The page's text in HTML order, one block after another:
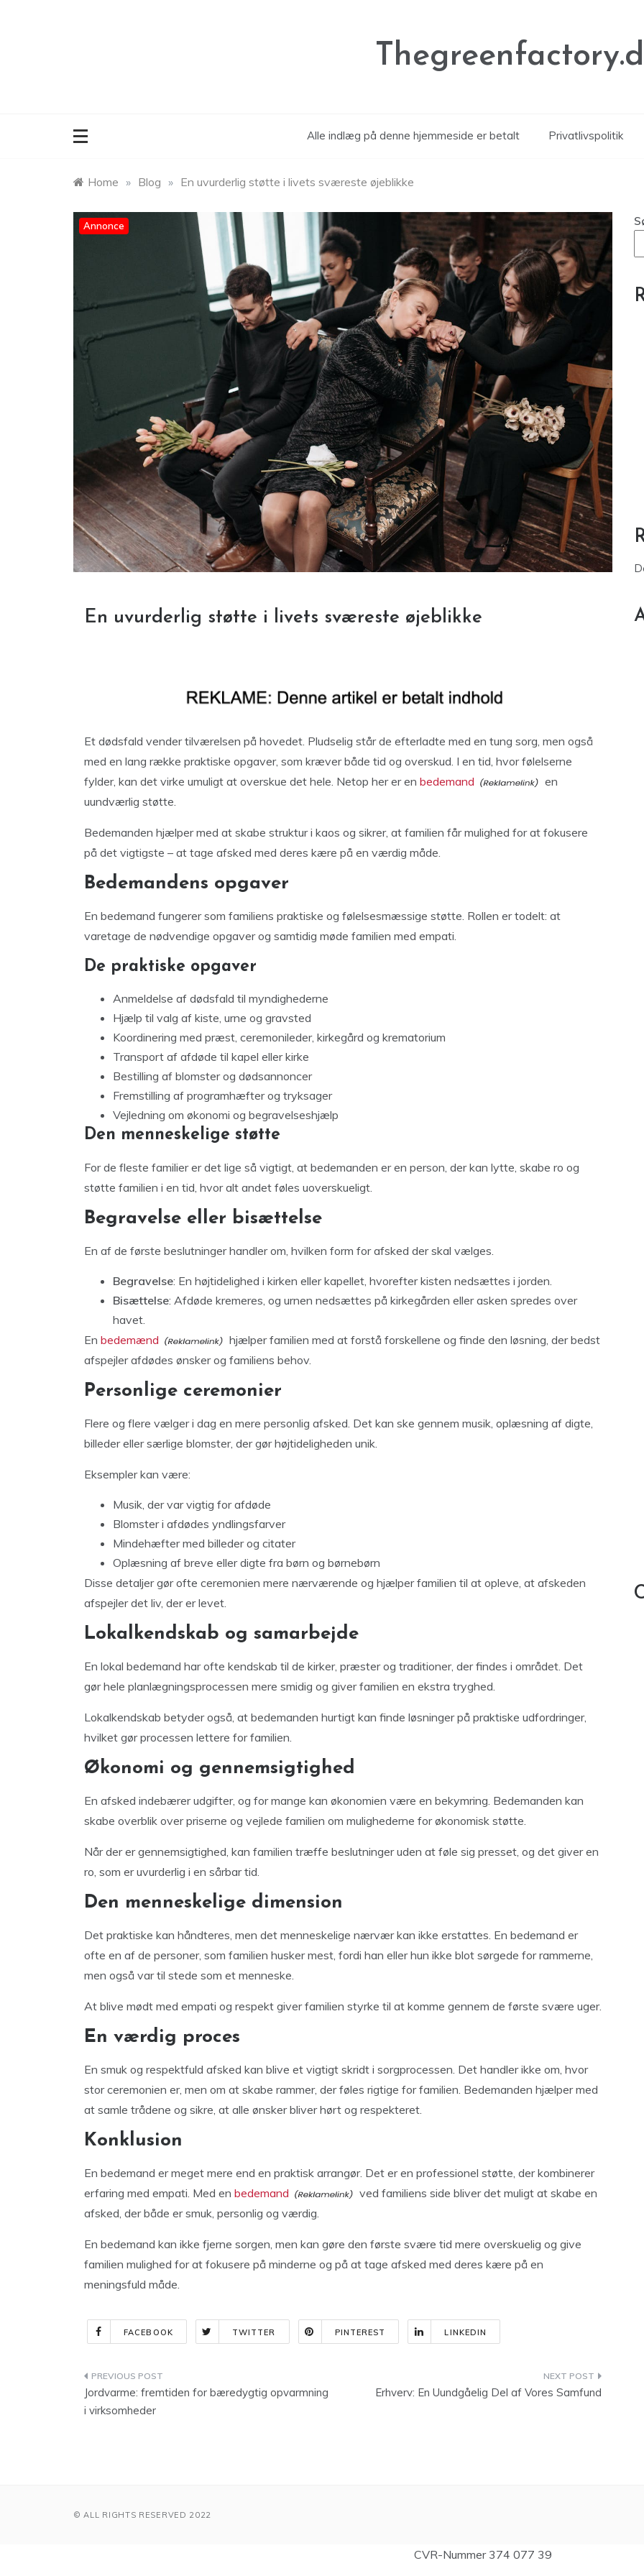
Alle indlæg på denne hjemmeside er betalt Privatlivspolitik
Home » Blog » En uvurderlig støtte i livets sværeste øjeblikke
Annonce
En uvurderlig støtte i livets sværeste øjeblikke
Et dødsfald vender tilværelsen på hovedet. Pludselig står de efterladte med en tung sorg, men også
med en lang række praktiske opgaver, som kræver både tid og overskud. I en tid, hvor følelserne
fylder, kan det virke umuligt at overskue det hele. Netop her er en bedemand
en
uundværlig støtte.
Bedemanden hjælper med at skabe struktur i kaos og sikrer, at familien får mulighed for at fokusere
på det vigtigste – at tage afsked med deres kære på en værdig måde.
Bedemandens opgaver
En bedemand fungerer som familiens praktiske og følelsesmæssige støtte. Rollen er todelt: at
varetage de nødvendige opgaver og samtidig møde familien med empati.
De praktiske opgaver
Anmeldelse af dødsfald til myndighederne
Hjælp til valg af kiste, urne og gravsted
Koordinering med præst, ceremonileder, kirkegård og krematorium
Transport af afdøde til kapel eller kirke
Bestilling af blomster og dødsannoncer
Fremstilling af programhæfter og tryksager
Vejledning om økonomi og begravelseshjælp
Den menneskelige støtte
For de fleste familier er det lige så vigtigt, at bedemanden er en person, der kan lytte, skabe ro og
støtte familien i en tid, hvor alt andet føles uoverskueligt.
Begravelse eller bisættelse
En af de første beslutninger handler om, hvilken form for afsked der skal vælges.
Begravelse: En højtidelighed i kirken eller kapellet, hvorefter kisten nedsættes i jorden.
Bisættelse: Afdøde kremeres, og urnen nedsættes på kirkegården eller asken spredes over
havet.
En bedemænd
hjælper familien med at forstå forskellene og finde den løsning, der bedst
afspejler afdødes ønsker og familiens behov.
Personlige ceremonier
Flere og flere vælger i dag en mere personlig afsked. Det kan ske gennem musik, oplæsning af digte,
billeder eller særlige blomster, der gør højtideligheden unik.
Eksempler kan være:
Musik, der var vigtig for afdøde
Blomster i afdødes yndlingsfarver
Mindehæfter med billeder og citater
Oplæsning af breve eller digte fra børn og børnebørn
Disse detaljer gør ofte ceremonien mere nærværende og hjælper familien til at opleve, at afskeden
afspejler det liv, der er levet.
Lokalkendskab og samarbejde
En lokal bedemand har ofte kendskab til de kirker, præster og traditioner, der findes i området. Det
gør hele planlægningsprocessen mere smidig og giver familien en ekstra tryghed.
Lokalkendskab betyder også, at bedemanden hurtigt kan finde løsninger på praktiske udfordringer,
hvilket gør processen lettere for familien.
Økonomi og gennemsigtighed
En afsked indebærer udgifter, og for mange kan økonomien være en bekymring. Bedemanden kan
skabe overblik over priserne og vejlede familien om mulighederne for økonomisk støtte.
Når der er gennemsigtighed, kan familien træffe beslutninger uden at føle sig presset, og det giver en
ro, som er uvurderlig i en sårbar tid.
Den menneskelige dimension
Det praktiske kan håndteres, men det menneskelige nærvær kan ikke erstattes. En bedemand er
ofte en af de personer, som familien husker mest, fordi han eller hun ikke blot sørgede for rammerne,
men også var til stede som et menneske.
At blive mødt med empati og respekt giver familien styrke til at komme gennem de første svære uger.
En værdig proces
En smuk og respektfuld afsked kan blive et vigtigt skridt i sorgprocessen. Det handler ikke om, hvor
stor ceremonien er, men om at skabe rammer, der føles rigtige for familien. Bedemanden hjælper med
at samle trådene og sikre, at alle ønsker bliver hørt og respekteret.
Konklusion
En bedemand er meget mere end en praktisk arrangør. Det er en professionel støtte, der kombinerer
erfaring med empati. Med en bedemand
ved familiens side bliver det muligt at skabe en
afsked, der både er smuk, personlig og værdig.
En bedemand kan ikke fjerne sorgen, men kan gøre den første svære tid mere overskuelig og give
familien mulighed for at fokusere på minderne og på at tage afsked med deres kære på en
meningsfuld måde.
FACEBOOK TWITTER PINTEREST LINKEDIN
Indlægsnavigation
Jordvarme: fremtiden for bæredygtig opvarmning
i virksomheder
Erhverv: En Uundgåelig Del af Vores Samfund
© ALL RIGHTS RESERVED 2022
CVR-Nummer 374 077 39